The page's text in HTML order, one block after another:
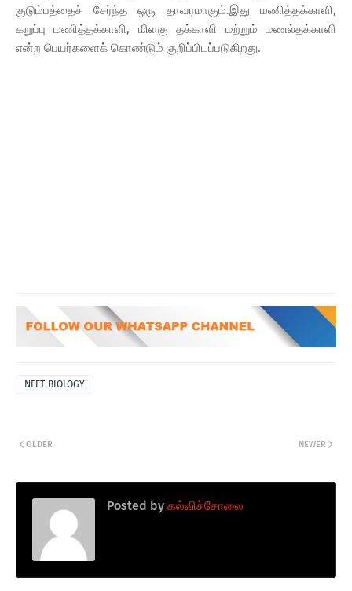
குடும்பத்தைச் சேர்ந்த ஒரு தாவரமாகும்.இது மணித்தக்காளி,
கறுப்பு மணித்தக்காளி, மிளகு தக்காளி மற்றும் மணல்தக்காளி
என்ற பெயர்களைக் கொண்டும் குறிப்பிடப்படுகிறது.
NEET-BIOLOGY
NEWER
OLDER
Posted by கல்விச்சோலை